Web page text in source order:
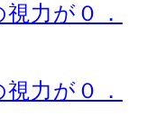
力が０．
視力が０．